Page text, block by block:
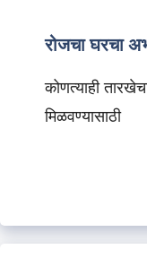
रोजचा घरचा
कोणत्याही
मिळवण्यासाठी